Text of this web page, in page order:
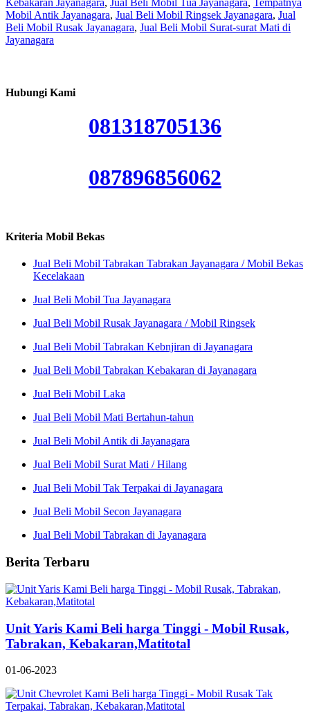
Kebakaran Jayanagara, Jual Beli Mobil Tua Jayanagara, Tempatnya
Mobil Antik Jayanagara, Jual Beli Mobil Ringsek Jayanagara, Jual
Beli Mobil Rusak Jayanagara, Jual Beli Mobil Surat-surat Mati di
Jayanagara
Hubungi Kami
081318705136
087896856062
Kriteria Mobil Bekas
Jual Beli Mobil Tabrakan Tabrakan Jayanagara / Mobil Bekas
Kecelakaan
Jual Beli Mobil Tua Jayanagara
Jual Beli Mobil Rusak Jayanagara / Mobil Ringsek
Jual Beli Mobil Tabrakan Kebnjiran di Jayanagara
Jual Beli Mobil Tabrakan Kebakaran di Jayanagara
Jual Beli Mobil Laka
Jual Beli Mobil Mati Bertahun-tahun
Jual Beli Mobil Antik di Jayanagara
Jual Beli Mobil Surat Mati / Hilang
Jual Beli Mobil Tak Terpakai di Jayanagara
Jual Beli Mobil Secon Jayanagara
Jual Beli Mobil Tabrakan di Jayanagara
Berita Terbaru
Unit Yaris Kami Beli harga Tinggi - Mobil Rusak,
Tabrakan, Kebakaran,Matitotal
01-06-2023